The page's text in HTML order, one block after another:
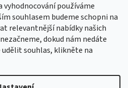
vyhodnocování používáme
souhlasem budeme schopni na
relevantnější nabídky našich
dokud nám nedáte
udělit souhlas, klikněte na
zavazadly, tašky a peněženky